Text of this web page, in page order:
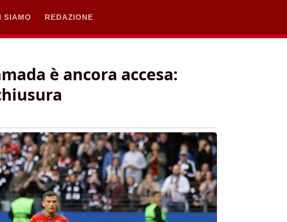
SIAMO REDAZIONE
è ancora accesa: